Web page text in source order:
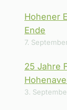
Hohener
Ende
7.
25 Jahre
3.